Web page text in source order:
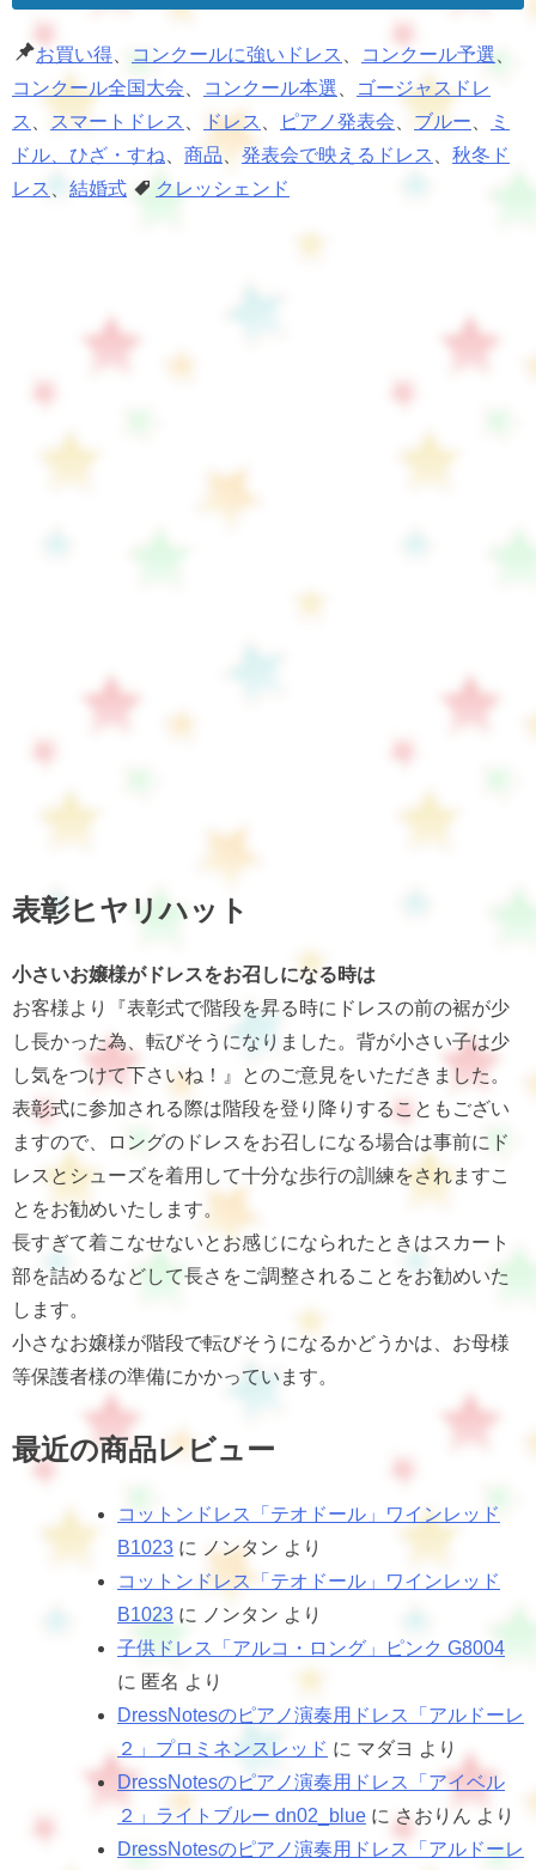
お買い得 コンクールに強いドレス コンクール予選、
コンクール全国大会
コンクール本選
ゴージャスドレ
ス
スマートドレス ドレス ピアノ発表会 ブルー
ミ
ドル、ひざ・すね
商品 発表会で映えるドレス
秋冬ド
レス
結婚式 クレッシェンド
表彰ヒヤリハット
小さいお嬢様がドレスをお召しになる時は
お客様より『表彰式で階段を昇る時にドレスの前の裾が少
し長かった為、転びそうになりました。背が小さい子は少
し気をつけて下さいね！』とのご意見をいただきました。
表彰式に参加される際は階段を登り降りすることもござい
ますので、ロングのドレスをお召しになる場合は事前にド
レスとシューズを着用して十分な歩行の訓練をされますこ
とをお勧めいたします。
長すぎて着こなせないとお感じになられたときはスカート
部を詰めるなどして長さをご調整されることをお勧めいた
します。
小さなお嬢様が階段で転びそうになるかどうかは、お母様
等保護者様の準備にかかっています。
最近の商品レビュー
コットンドレス「テオドール」ワインレッド
B1023 に ノンタン より
コットンドレス「テオドール」ワインレッド
B1023 に ノンタン より
子供ドレス「アルコ・ロング」ピンク G8004
に 匿名 より
DressNotesのピアノ演奏用ドレス「アルドーレ
２」プロミネンスレッド に マダヨ より
DressNotesのピアノ演奏用ドレス「アイベル
２」ライトブルー dn02_blue に さおりん より
DressNotesのピアノ演奏用ドレス「アルドーレ